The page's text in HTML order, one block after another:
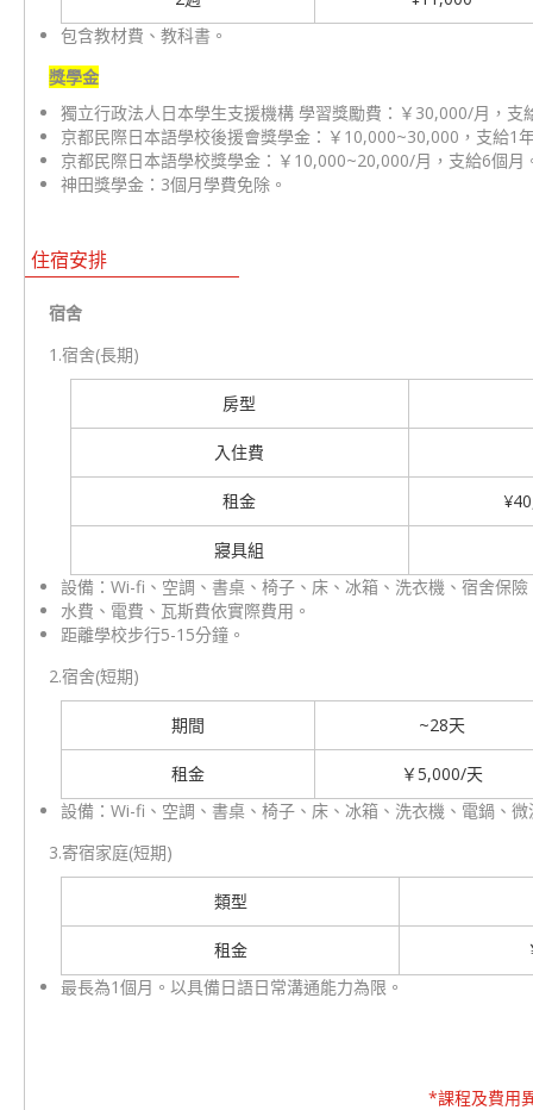
包含教材費、教科書。
獎學金
獨立行政法人日本學生支援機構 學習獎勵費：￥30,000/月，支
京都民際日本語學校後援會獎學金：￥10,000~30,000，支給1
京都民際日本語學校獎學金：￥10,000~20,000/月，支給6個月
神田獎學金：3個月學費免除。
住宿安排
宿舍
1.宿舍(長期)
房型
入住費
租金
寢具組
設備：Wi-fi、空調、書桌、椅子、床、冰箱、洗衣機、宿舍保
水費、電費、瓦斯費依實際費用。
距離學校步行5-15分鐘。
2.宿舍(短期)
期間 ~28天
租金
￥5,000/天
設備：Wi-fi、空調、書桌、椅子、床、冰箱、洗衣機、電鍋、微
3.寄宿家庭(短期)
類型
租金
最長為1個月。以具備日語日常溝通能力為限。
*課程及費用